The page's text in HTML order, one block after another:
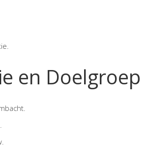
en Doelgroep